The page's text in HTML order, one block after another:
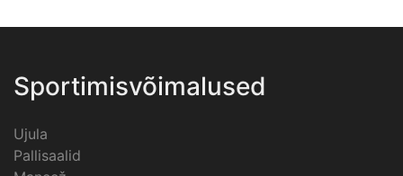
Sportimisvõimalused
Ujula
Pallisaalid